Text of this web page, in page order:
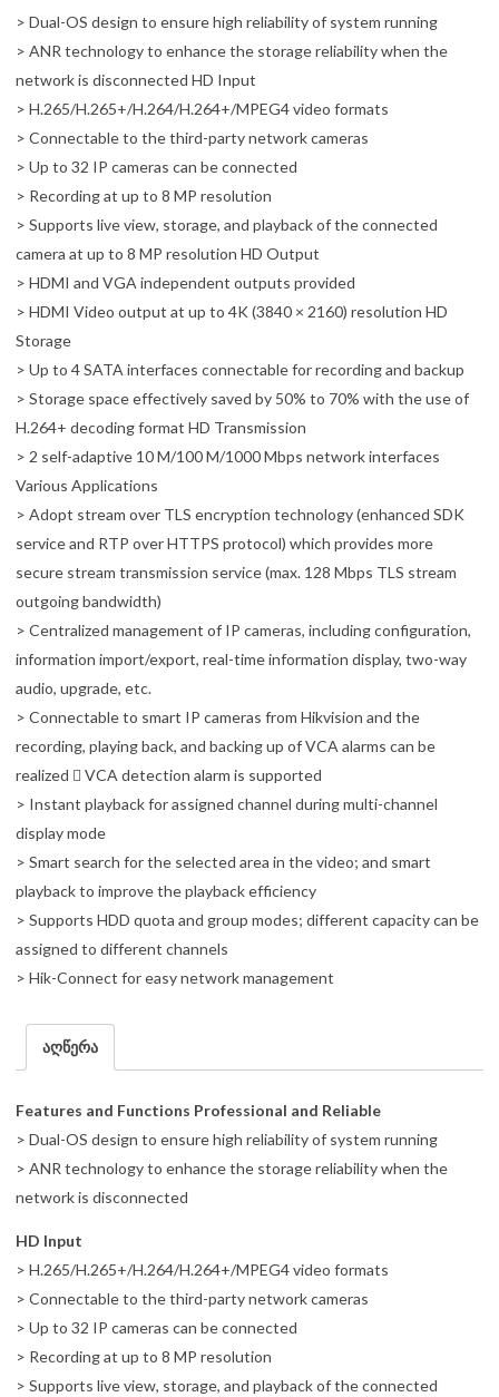
> Dual-OS design to ensure high reliability of system running
> ANR technology to enhance the storage reliability when the
network is disconnected HD Input
> H.265/H.265+/H.264/H.264+/MPEG4 video formats
> Connectable to the third-party network cameras
> Up to 32 IP cameras can be connected
> Recording at up to 8 MP resolution
> Supports live view, storage, and playback of the connected
camera at up to 8 MP resolution HD Output
> HDMI and VGA independent outputs provided
> HDMI Video output at up to 4K (3840 × 2160) resolution HD
Storage
> Up to 4 SATA interfaces connectable for recording and backup
> Storage space effectively saved by 50% to 70% with the use of
H.264+ decoding format HD Transmission
> 2 self-adaptive 10 M/100 M/1000 Mbps network interfaces
Various Applications
> Adopt stream over TLS encryption technology (enhanced SDK
service and RTP over HTTPS protocol) which provides more
secure stream transmission service (max. 128 Mbps TLS stream
outgoing bandwidth)
> Centralized management of IP cameras, including configuration,
information import/export, real-time information display, two-way
audio, upgrade, etc.
> Connectable to smart IP cameras from Hikvision and the
recording, playing back, and backing up of VCA alarms can be
realized  VCA detection alarm is supported
> Instant playback for assigned channel during multi-channel
display mode
> Smart search for the selected area in the video; and smart
playback to improve the playback efficiency
> Supports HDD quota and group modes; different capacity can be
assigned to different channels
> Hik-Connect for easy network management
აღწერა
Features and Functions Professional and Reliable
> Dual-OS design to ensure high reliability of system running
> ANR technology to enhance the storage reliability when the
network is disconnected
HD Input
> H.265/H.265+/H.264/H.264+/MPEG4 video formats
> Connectable to the third-party network cameras
> Up to 32 IP cameras can be connected
> Recording at up to 8 MP resolution
> Supports live view, storage, and playback of the connected